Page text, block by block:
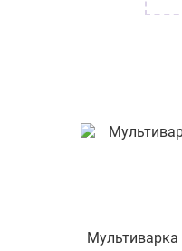
Мультиварка